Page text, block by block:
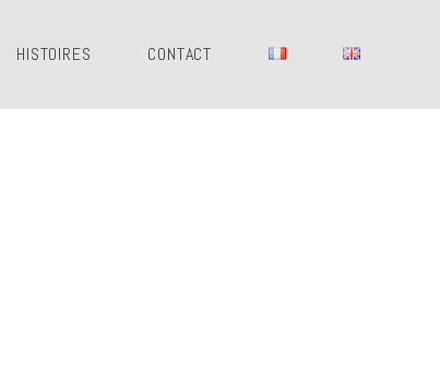
HISTOIRES CONTACT